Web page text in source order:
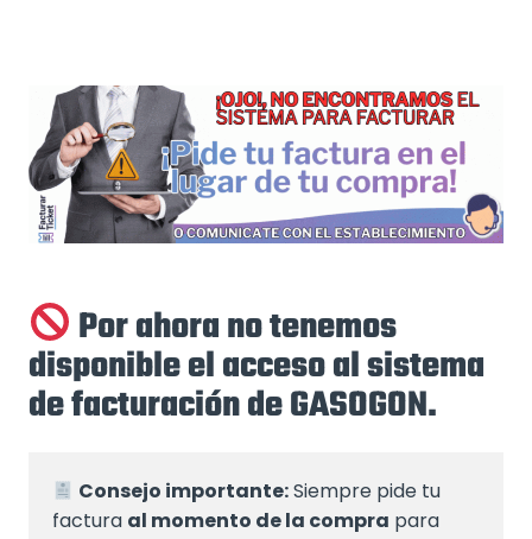
Por ahora no tenemos
disponible el acceso al sistema
de facturación de GASOGON.
Consejo importante: Siempre pide tu
factura al momento de la compra para